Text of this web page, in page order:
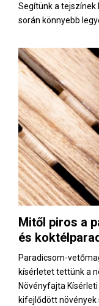
USegítünk a tejszínek
során könnyebb
Mitől piros a
és
Paradicsom-
kísérletet tettünk a
Növényfajta
kifejlődött